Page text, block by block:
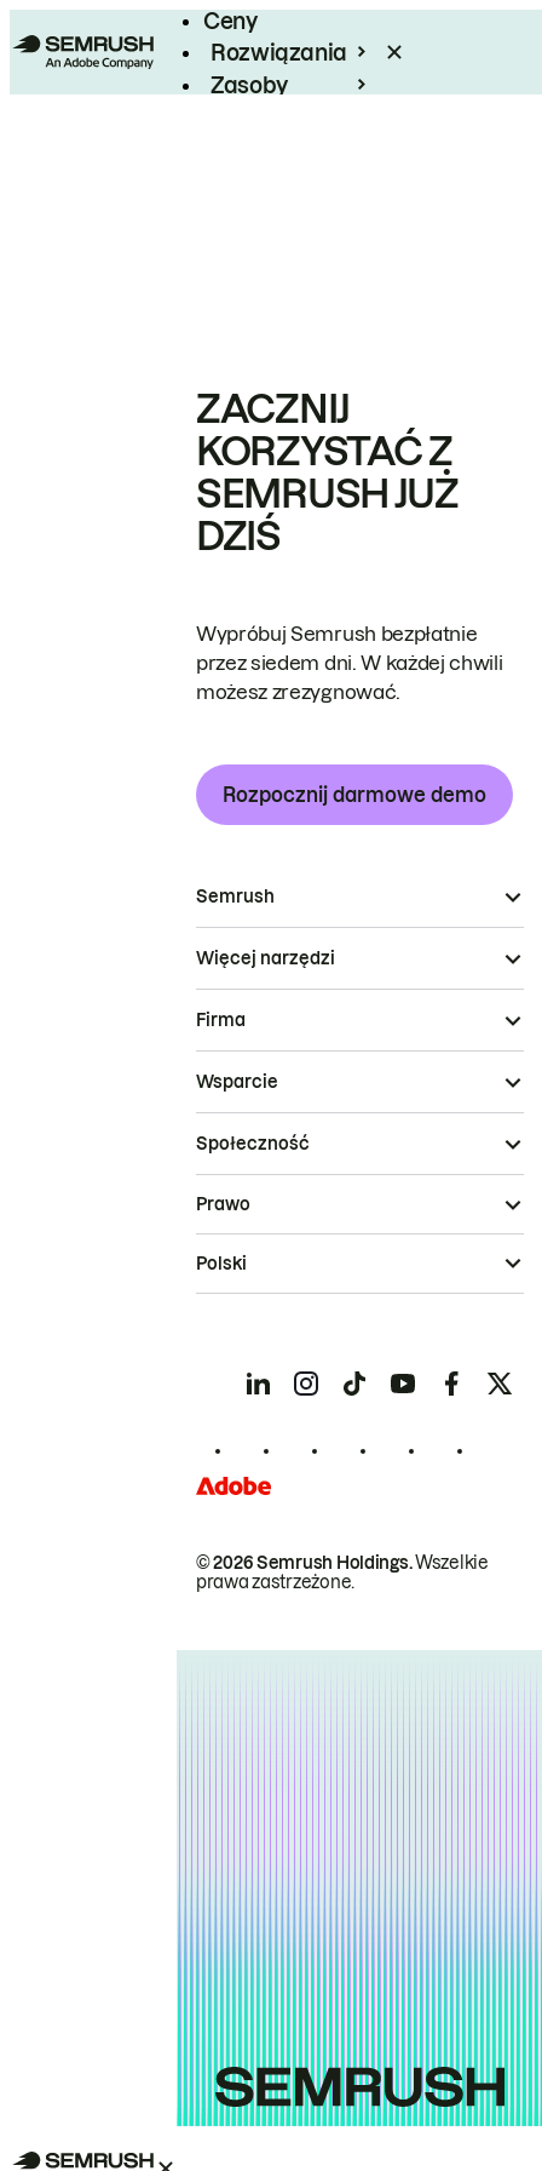
Ceny
Rozwiązania
Zasoby
ZACZNIJ
KORZYSTAĆ Z
SEMRUSH JUŻ
DZIŚ
Wypróbuj Semrush bezpłatnie
przez siedem dni. W każdej chwili
możesz zrezygnować.
Rozpocznij darmowe demo
Semrush
Więcej narzędzi
Firma
Wsparcie
Społeczność
© 2026 Semrush Holdings.Wszelkie
prawa zastrzeżone.
Prawo
Polski